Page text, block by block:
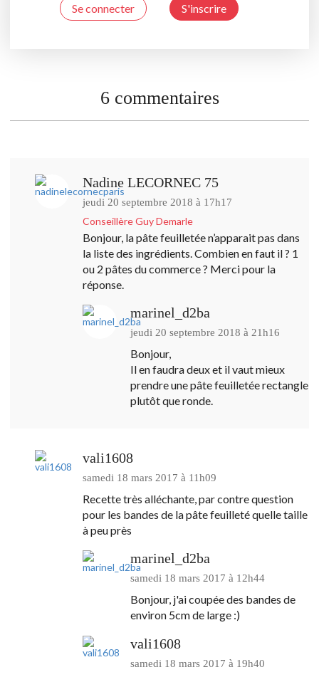
Se connecter S'inscrire
6 commentaires
Nadine LECORNEC 75
jeudi 20 septembre 2018 à 17h17
Conseillère Guy Demarle
Bonjour, la pâte feuilletée n’apparait pas dans
la liste des ingrédients. Combien en faut il ? 1
ou 2 pâtes du commerce ? Merci pour la
réponse.
marinel_d2ba
jeudi 20 septembre 2018 à 21h16
Bonjour,
Il en faudra deux et il vaut mieux
prendre une pâte feuilletée rectangle
plutôt que ronde.
vali1608
samedi 18 mars 2017 à 11h09
Recette très alléchante, par contre question
pour les bandes de la pâte feuilleté quelle taille
à peu près
marinel_d2ba
samedi 18 mars 2017 à 12h44
Bonjour, j'ai coupée des bandes de
environ 5cm de large :)
vali1608
samedi 18 mars 2017 à 19h40